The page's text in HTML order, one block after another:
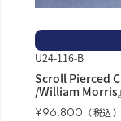
U24-116-B
Scroll Pierced
/William Morris
¥96,800 税込